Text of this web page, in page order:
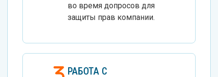
во время допросов для
защиты прав компании.
РАБОТА С